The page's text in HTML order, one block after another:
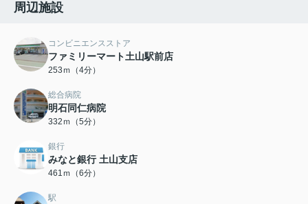
周辺施設
コンビニエンスストア
ファミリーマート土山駅前店
253ｍ（4分）
総合病院
明石同仁病院
332ｍ（5分）
銀行
みなと銀行 土山支店
461ｍ（6分）
駅